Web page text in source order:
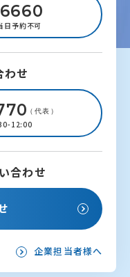
予約不可
わせ
（代表）
12:00
合わせ
企業担当者様へ